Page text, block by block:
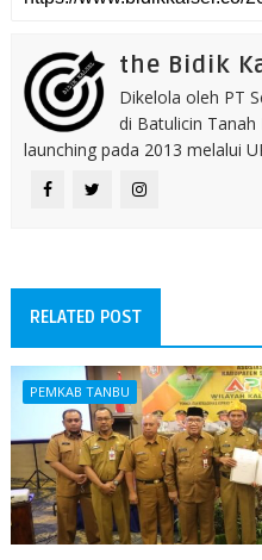
the Bidik
Dikelola oleh PT
di Batulicin
launching pada 2013 melalui
RELATED POST
PEMKAB TANBU